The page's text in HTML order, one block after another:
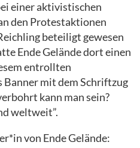
einer aktivistischen
den Protestaktionen
beteiligt gewesen
Ende Gelände dort einen
entrollten
mit dem Schriftzug
kann man sein?
weltweit”.
von Ende Gelände: